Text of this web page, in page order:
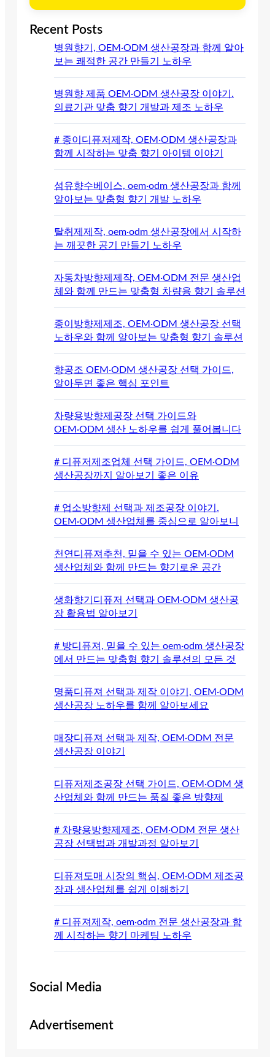
Recent Posts
병원향기, OEM·ODM 생산공장과 함께 알아
보는 쾌적한 공간 만들기 노하우
병원향 제품 OEM·ODM 생산공장 이야기.
의료기관 맞춤 향기 개발과 제조 노하우
# 종이디퓨저제작, OEM·ODM 생산공장과
함께 시작하는 맞춤 향기 아이템 이야기
섬유향수베이스, oem·odm 생산공장과 함께
알아보는 맞춤형 향기 개발 노하우
탈취제제작, oem·odm 생산공장에서 시작하
는 깨끗한 공기 만들기 노하우
자동차방향제제작, OEM·ODM 전문 생산업
체와 함께 만드는 맞춤형 차량용 향기 솔루션
종이방향제제조, OEM·ODM 생산공장 선택
노하우와 함께 알아보는 맞춤형 향기 솔루션
향공조 OEM·ODM 생산공장 선택 가이드,
알아두면 좋은 핵심 포인트
차량용방향제공장 선택 가이드와
OEM·ODM 생산 노하우를 쉽게 풀어봅니다
# 디퓨저제조업체 선택 가이드, OEM·ODM
생산공장까지 알아보기 좋은 이유
# 업소방향제 선택과 제조공장 이야기.
OEM·ODM 생산업체를 중심으로 알아보니
천연디퓨져추천, 믿을 수 있는 OEM·ODM
생산업체와 함께 만드는 향기로운 공간
생화향기디퓨저 선택과 OEM·ODM 생산공
장 활용법 알아보기
# 방디퓨져, 믿을 수 있는 oem·odm 생산공장
에서 만드는 맞춤형 향기 솔루션의 모든 것
명품디퓨져 선택과 제작 이야기, OEM·ODM
생산공장 노하우를 함께 알아보세요
매장디퓨져 선택과 제작, OEM·ODM 전문
생산공장 이야기
디퓨저제조공장 선택 가이드, OEM·ODM 생
산업체와 함께 만드는 품질 좋은 방향제
# 차량용방향제제조, OEM·ODM 전문 생산
공장 선택법과 개발과정 알아보기
디퓨져도매 시장의 핵심, OEM·ODM 제조공
장과 생산업체를 쉽게 이해하기
# 디퓨져제작, oem·odm 전문 생산공장과 함
께 시작하는 향기 마케팅 노하우
Social Media
Advertisement